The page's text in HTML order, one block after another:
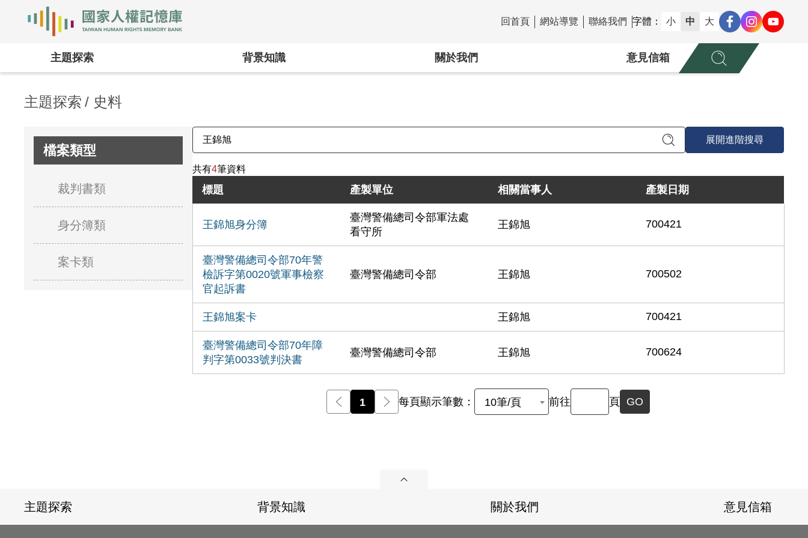
:::
回首頁 網站導覽 聯絡我們 字體： 小 中 大
主題探索 背景知識 關於我們 意見信箱
主題探索 史料
檔案類型
裁判書類
身分簿類
案卡類
展開進階搜尋
共有4筆資料
標題 產製單位 相關當事人 產製日期
王錦旭身分簿
臺灣警備總司令部軍法處
看守所
王錦旭 700421
臺灣警備總司令部70年警
檢訴字第0020號軍事檢察
官起訴書
臺灣警備總司令部 王錦旭 700502
王錦旭案卡 王錦旭 700421
臺灣警備總司令部70年障
判字第0033號判決書
臺灣警備總司令部 王錦旭 700624
前一頁
1 後一頁
每頁顯示筆數： 10筆/頁 前往 頁 GO
主題探索 背景知識 關於我們 意見信箱